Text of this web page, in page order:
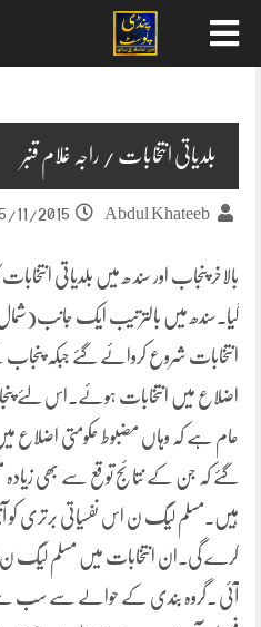
بلدیاتی انتخابات / راجہ غلام قنبر
Abdul Khateeb
11/2015
بالاخر پنجاب اور سند ھ میں بلدیاتی
گیا۔سندھ میں بالترتیب ایک
انتخابات شروع کروائے گئے جبکہ
اضلاع میں انتخابات ہوئے۔اس لئے
عام ہے کہ وہاں مضبوط حکومتی اضلاع
گئے کہ جن کے نتائج توقع سے بھی
ہیں۔مسلم لیگ ن اس نفسیاتی برتری کو
کرے گی۔ان انتخابات میں مسلم لیگ ن
آئی ۔گروہ بندی کے حوالے سے سب سے